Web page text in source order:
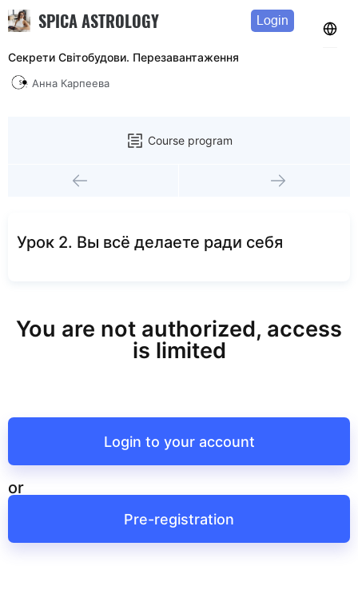
SPICA ASTROLOGY Login
Секрети Світобудови. Перезавантаження
Анна Карпеева
Course program
Урок 2. Вы всё делаете ради себя
You are not authorized, access
is limited
Login to your account
or
Pre-registration